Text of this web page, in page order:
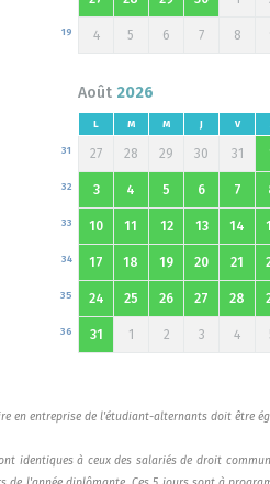
4
19 5 6 7 8
Août 2026
L M M J V
27
31 28 29 30 31
3
32 4 5 6 7
10
33 11 12 13 14
17
34 18 19 20 21
24
35 25 26 27 28
31
36 1 2 3 4
en entreprise de l'étudiant-alternants doit être
identiques à ceux des salariés de droit